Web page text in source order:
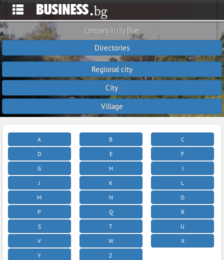
Company in city Biser
Directories
Regional city
City
Village
A B
C
D
E
F
G
H
I
J
K
L
M
N
O
P
Q
R
S
T
U
V
W
X
Y
Z